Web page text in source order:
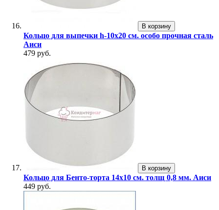
В корзину
Кольцо для выпечки h-10х20 см. особо прочная сталь
Аиси
479 руб.
В корзину
Кольцо для Бенто-торта 14х10 см. толщ 0,8 мм. Аиси
449 руб.